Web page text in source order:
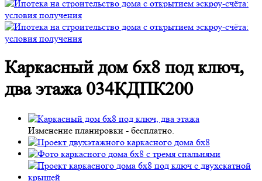
Каркасный дом 6х8 под ключ,
два этажа 034КДПК200
Изменение планировки - бесплатно.